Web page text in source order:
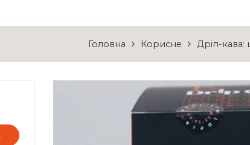
Головна Корисне Дріп-кава: